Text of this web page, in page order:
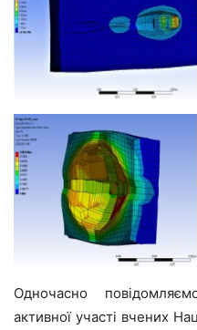
Одночасно
активної участі вчених